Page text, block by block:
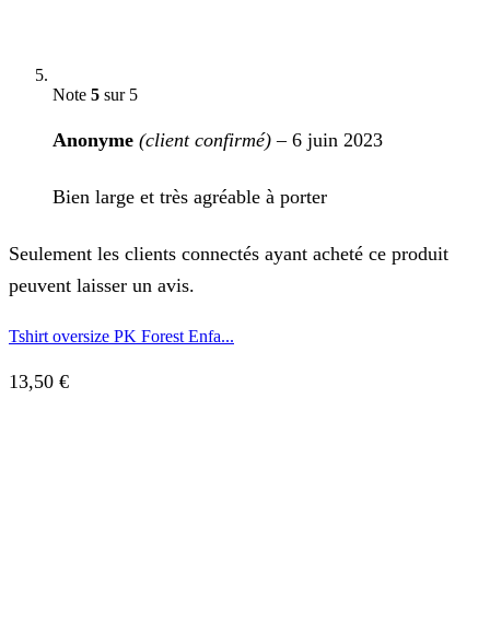
Note 5 sur 5
Anonyme (client confirmé) – 6 juin 2023
Bien large et très agréable à porter
Seulement les clients connectés ayant acheté ce produit
peuvent laisser un avis.
Tshirt oversize PK Forest Enfa...
13,50 €